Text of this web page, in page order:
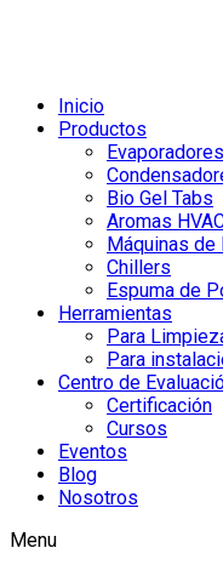
Inicio
Productos
Evaporadores
Bio Gel Tabs
Aromas
Máquinas de
Chillers
Espuma de
Herramientas
Para
Para
Centro de
Certificación
Cursos
Eventos
Blog
Nosotros
Menu